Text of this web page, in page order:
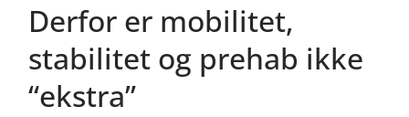
Derfor er mobilitet,
stabilitet og prehab ikke
“ekstra”